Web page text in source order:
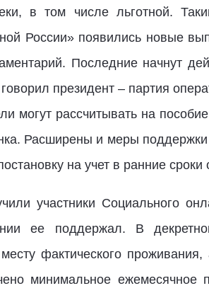
в том числе льготной.
России» появились новые
Последние начнут
президент – партия
могут рассчитывать на
Расширены и меры
на учет в ранние
участники Социального
ее поддержал. В
фактического
минимальное ежемесячное